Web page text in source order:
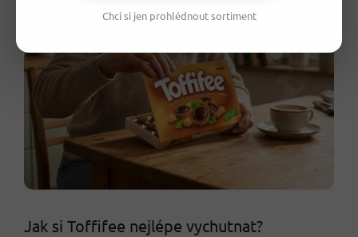
Chci si jen prohlédnout sortiment
Jak si Toffifee nejlépe vychutnat?